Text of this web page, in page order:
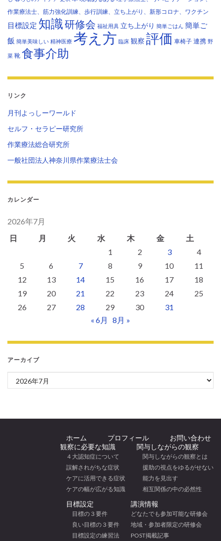
作業療法士、筋力強化訓練、歩行訓練、立ち上がり、新形コロナ、ワクチン
目標設定 知識研修会 福祉用具 立ち上がり 簡単ごはん 簡単ご
飯 簡単美味しい 精神医療 考え方 臨床 観察 評価 車椅子 連携 野
菜 靴 食事介助
リンク
月刊よっしーワールド
セルフ・セラピー研究所
作業療法総合研究所
一般社団法人神奈川県作業療法士会
カレンダー
2026年7月
日
月 火 水 木 金
土
1
2 3
4
5
6 7 8 9 10
11
12
13 14 15 16 17
18
19
20 21 22 23 24
25
26
27 28 29 30
31
« 6月
8月 »
アーカイブ
アーカイブ
ホーム プロフィール
お問い合わせ
観察に必要な知識
４大認知症について
誤解されがちな症状
ケアに活用できる症状
ケアの幅が広がる知識
関与しながらの観察
関与しながらの観察とは
援助の視点をゆるがせない
能力を見出す
相互関係の中の必然性
目標設定
目標の３要件
良い目標の３要件
目標設定の練習法
講演情報
どなたでも参加可能な研修会
地域・参加者限定の研修会
POST掲載記事